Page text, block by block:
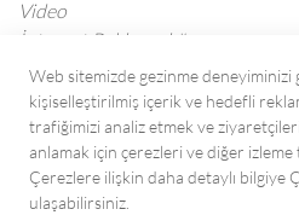
Web sitemizde gezinme deneyiminizi
kişiselleştirilmiş içerik ve hedefli
trafiğimizi analiz etmek ve
anlamak için çerezleri ve diğer
Çerezlere ilişkin daha detaylı bilgiye
ulaşabilirsiniz.
Video
İnternet Reklamcılığı
BLOG
Tüm Yazılar